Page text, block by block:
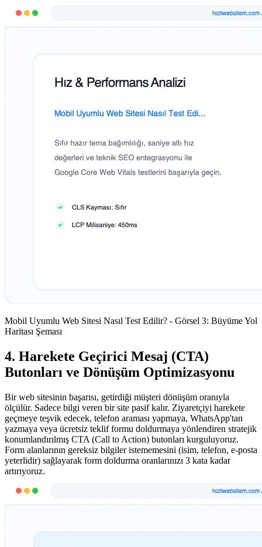
Mobil Uyumlu Web Sitesi Nasıl Test Edilir? - Görsel 3: Büyüme Yol
Haritası Şeması
4. Harekete Geçirici Mesaj (CTA)
Butonları ve Dönüşüm Optimizasyonu
Bir web sitesinin başarısı, getirdiği müşteri dönüşüm oranıyla
ölçülür. Sadece bilgi veren bir site pasif kalır. Ziyaretçiyi harekete
geçmeye teşvik edecek, telefon araması yapmaya, WhatsApp'tan
yazmaya veya ücretsiz teklif formu doldurmaya yönlendiren stratejik
konumlandırılmış CTA (Call to Action) butonları kurguluyoruz.
Form alanlarının gereksiz bilgiler istememesini (isim, telefon, e-posta
yeterlidir) sağlayarak form doldurma oranlarınızı 3 kata kadar
artırıyoruz.